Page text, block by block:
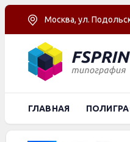
Москва, ул.
ГЛАВНАЯ